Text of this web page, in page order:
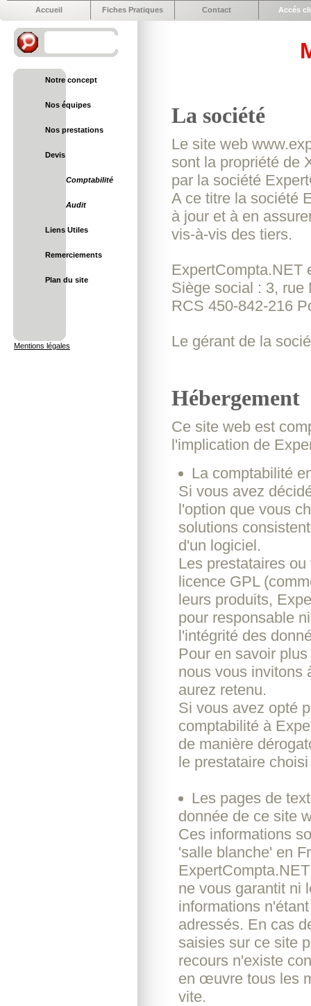
Accueil Fiches Pratiques Contact Accés
Notre concept
Nos équipes
Nos prestations
Devis
Comptabilité
Audit
Liens Utiles
Remerciements
Plan du site
Mentions légales
La société
Le site web
sont la propriété de
par la société
A ce titre la société
à jour et à en
vis-à-vis des tiers.
ExpertCompta.NET
Siège social : 3, rue
RCS 450-842-216
Le gérant de la
Hébergement
Ce site web est
l'implication de
La comptabilité
Si vous avez
l'option que vous
solutions
d'un logiciel.
Les prestataires
licence GPL
leurs produits,
pour responsable
l'intégrité des
Pour en savoir
nous vous invitons
aurez retenu.
Si vous avez opté
comptabilité à
de manière
le prestataire
Les pages de
donnée de ce site
Ces informations
'salle blanche' en
ne vous garantit ni
informations
adressés. En cas
saisies sur ce site
recours n'existe
en œuvre tous les
vite.